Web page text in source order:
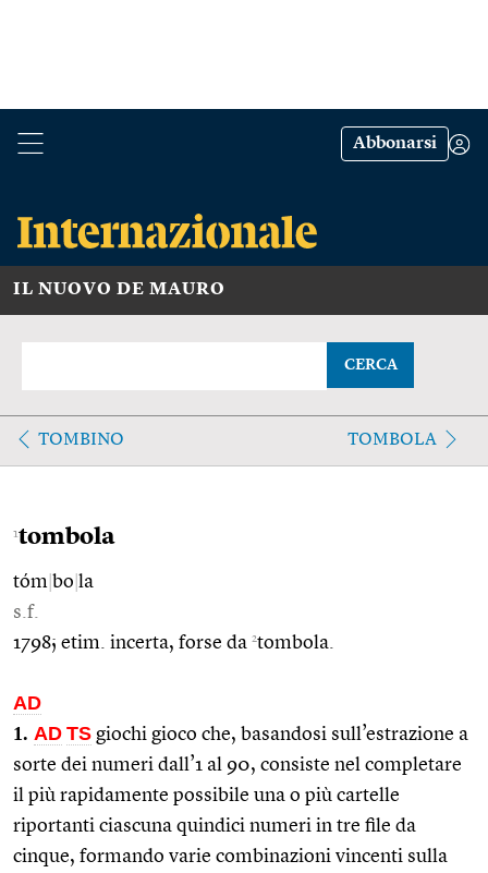
Abbonarsi
IL NUOVO DE MAURO
CERCA
TOMBINO TOMBOLA
1tombola
tóm bo la
s.f.
1798; etim. incerta, forse da 2tombola.
AD
1. AD TS giochi gioco che, basandosi sull’estrazione a
sorte dei numeri dall’1 al 90, consiste nel completare
il più rapidamente possibile una o più cartelle
riportanti ciascuna quindici numeri in tre file da
cinque, formando varie combinazioni vincenti sulla